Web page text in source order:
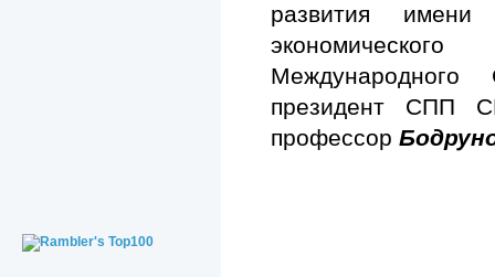
развития
президент СПП
профессор